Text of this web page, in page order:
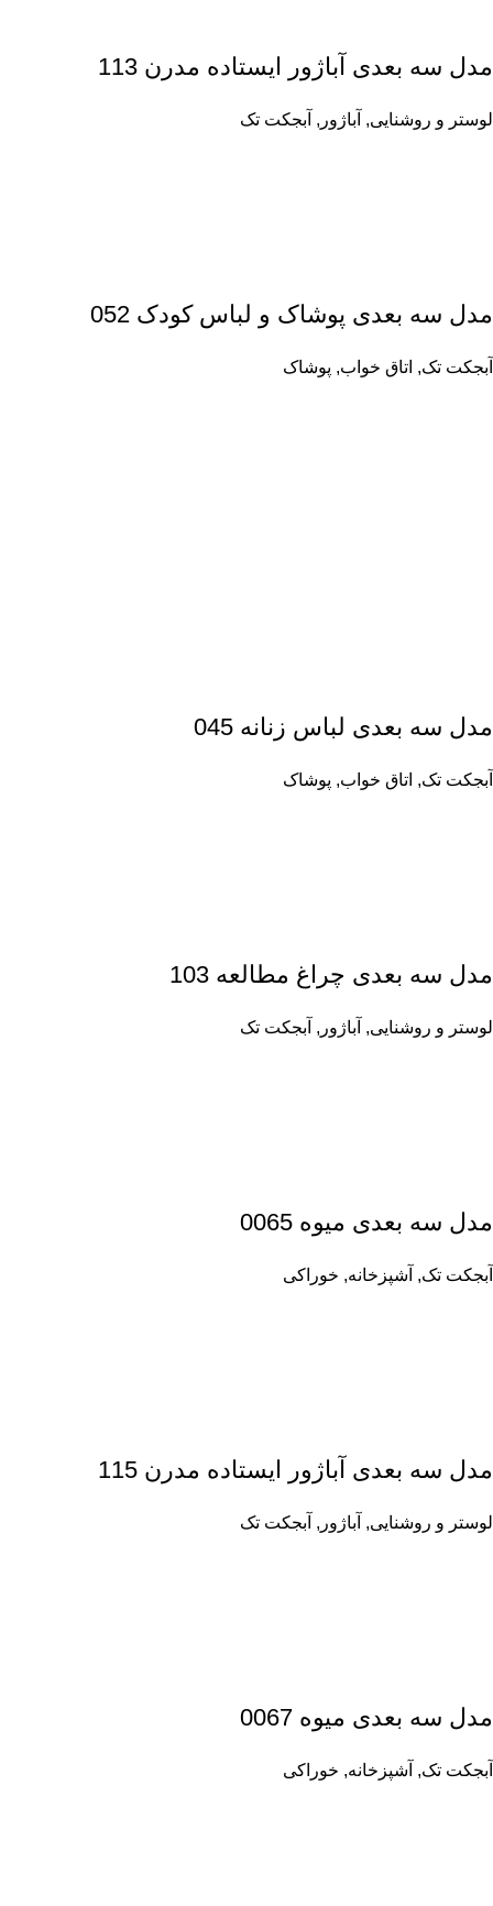
مدل سه بعدی آباژور ایستاده مدرن 113
لوستر و روشنایی, آباژور , آبجکت تک
مدل سه بعدی پوشاک و لباس کودک 052
آبجکت تک, اتاق خواب, پوشاک
مدل سه بعدی لباس زنانه 045
آبجکت تک, اتاق خواب, پوشاک
مدل سه بعدی چراغ مطالعه 103
لوستر و روشنایی, آباژور , آبجکت تک
مدل سه بعدی میوه 0065
آبجکت تک, آشپزخانه, خوراکی
مدل سه بعدی آباژور ایستاده مدرن 115
لوستر و روشنایی, آباژور , آبجکت تک
مدل سه بعدی میوه 0067
آبجکت تک, آشپزخانه, خوراکی